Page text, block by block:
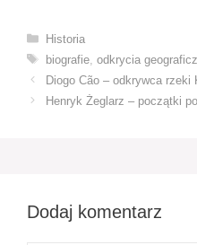
Kategorie
Historia
Tagi
biografie, odkrycia
Diogo Cão – odkrywca rzeki
Henryk Żeglarz – początki
Dodaj komentarz